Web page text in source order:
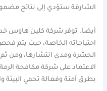
الشارقة ستؤدي إلى نتائج
أيضا، توفر شركة كلين هاوس
احتياجاته الخاصة، حيث يتم
الحشرة ومدى انتشارها، ومن
الاعتماد على شركة مكافحة
بطرق آمنة وفعالة تحمي البيئة